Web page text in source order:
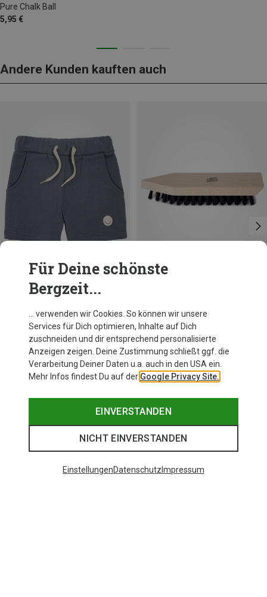
Pure Chalk Ball
5,95 €
Andere Kunden kauften auch
Du sparst 40%
Barth
Schmutzbürste
5,66 €
Für Deine schönste
Bergzeit...
… verwenden wir Cookies. So können wir unsere
Services für Dich optimieren, Inhalte auf Dich
zuschneiden und dir entsprechend personalisierte
Anzeigen zeigen. Deine Zustimmung schließt ggf. die
Verarbeitung Deiner Daten u.a. auch in den USA ein.
Mehr Infos findest Du auf der Google Privacy Site.
EINVERSTANDEN
NICHT EINVERSTANDEN
EinstellungenDatenschutz Impressum